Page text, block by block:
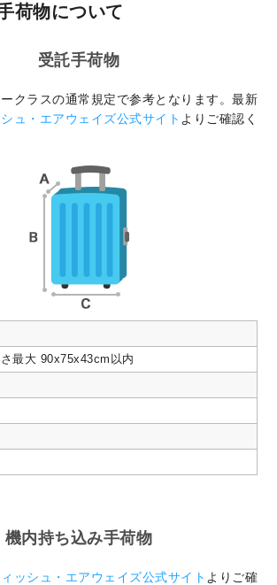
荷物について
受託手荷物
クラスの通常規定で参考となります。最新
ュ・エアウェイズ公式サイト よりご確認く
最大 90x75x43cm以内
機内持ち込み手荷物
ッシュ・エアウェイズ公式サイト よりご確